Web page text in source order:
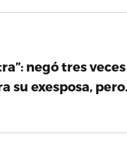
negó tres
su exesposa,